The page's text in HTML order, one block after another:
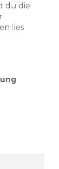
du die
lies